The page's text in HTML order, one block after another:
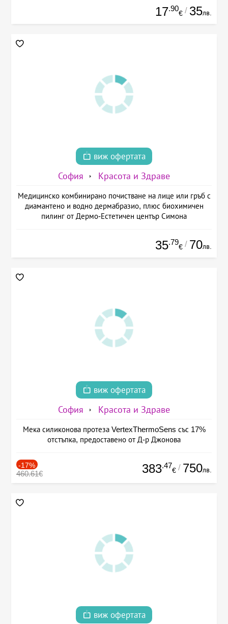
17.90
€ / 35лв.
виж офертата
София Красота и Здраве
Медицинско комбинирано почистване на лице или гръб с
диамантено и водно дермабразио, плюс биохимичен
пилинг от Дермо-Естетичен център Симона
35.79
€ / 70лв.
виж офертата
София Красота и Здраве
Мека силиконова протеза VertexThermoSens със 17%
отстъпка, предоставено от Д-р Джонова
-17%
460.61€ 383.47
€ / 750лв.
виж офертата